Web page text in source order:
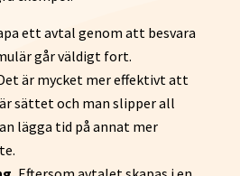
ett avtal genom att besvara
går väldigt fort.
är mycket mer effektivt att
sättet och man slipper all
lägga tid på annat mer